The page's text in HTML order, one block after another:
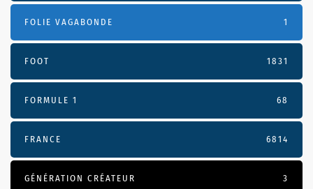
FOLIE VAGABONDE 1
FOOT 1831
FORMULE 1 68
FRANCE 6814
GÉNÉRATION CRÉATEUR 3